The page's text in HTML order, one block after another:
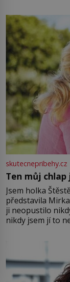
můžete obohatit
větší harmonii a
skutecnepribehy.cz
Ten můj
Jsem holka
představila
ji neopustilo
nikdy jsem jí to
Jsme spolu